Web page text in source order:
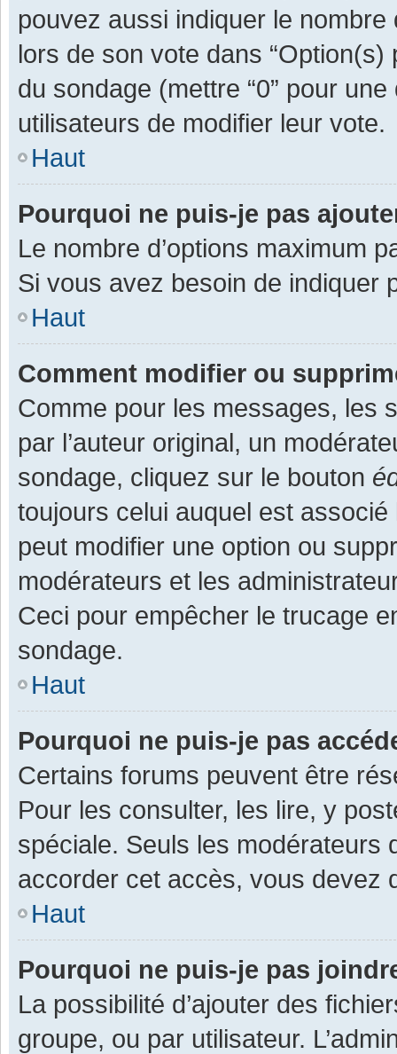
pouvez aussi indiquer le
lors de son vote dans “Option(s)
du sondage (mettre “0” pour
utilisateurs de modifier leur vote.
Haut
Pourquoi ne puis-je pas
Le nombre d’options maximum
Si vous avez besoin de indiquer
Haut
Comment modifier ou
Comme pour les messages, les
par l’auteur original, un
sondage, cliquez sur le bouton
toujours celui auquel est associé
peut modifier une option ou
modérateurs et les
Ceci pour empêcher le trucage
sondage.
Haut
Pourquoi ne puis-je pas
Certains forums peuvent être
Pour les consulter, les lire, y
spéciale. Seuls les modérateurs
accorder cet accès, vous devez
Haut
Pourquoi ne puis-je pas
La possibilité d’ajouter des
groupe, ou par utilisateur.